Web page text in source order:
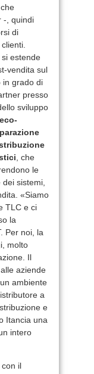
-, quindi
di
estende
vendita sul
in grado di
presso
sviluppo
, che
le
sistemi,
«Siamo
TLC e ci
la
Per noi, la
molto
Il
aziende
ambiente
a
e
Itancia una
intero
il